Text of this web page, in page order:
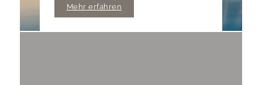
erfahrener Partner vor Ort.
Mehr erfahren